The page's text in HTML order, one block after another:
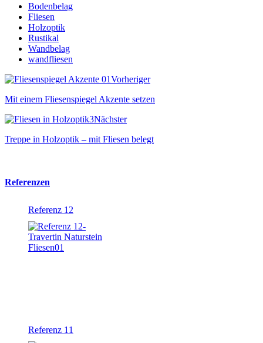
Bodenbelag
Fliesen
Holzoptik
Rustikal
Wandbelag
wandfliesen
Vorheriger
Mit einem Fliesenspiegel Akzente setzen
Nächster
Treppe in Holzoptik – mit Fliesen belegt
Referenzen
Referenz 12
Referenz 11